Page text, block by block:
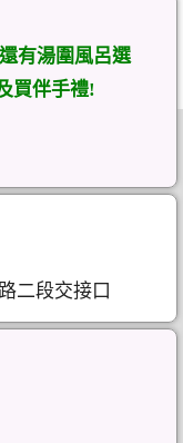
有湯圍風呂選
買伴手禮!
二段交接口